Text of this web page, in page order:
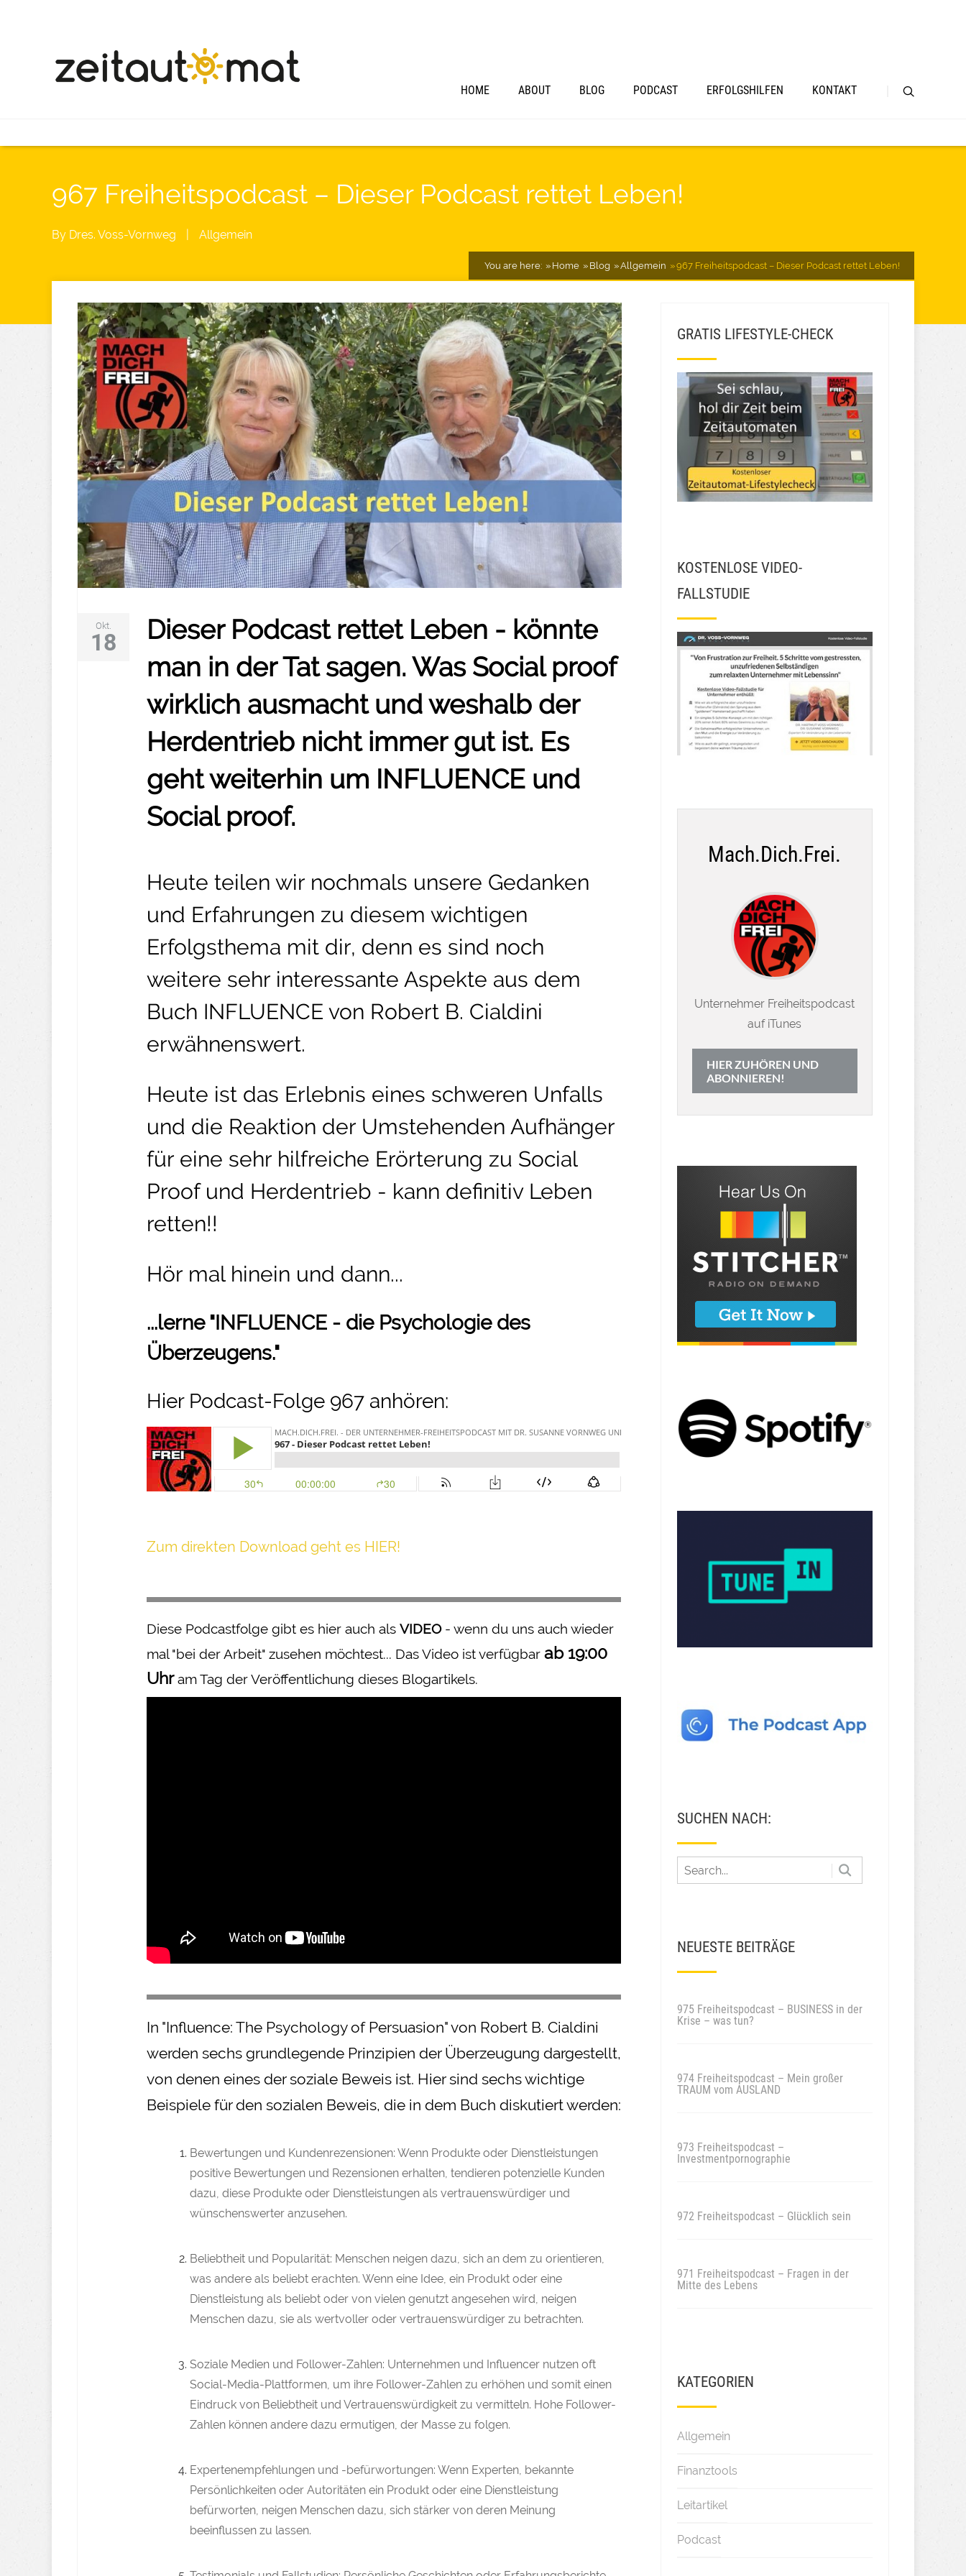
HOME ABOUT BLOG PODCAST ERFOLGSHILFEN KONTAKT
967 Freiheitspodcast – Dieser Podcast rettet Leben!
By Dres. Voss-Vornweg Allgemein
You are here: Home Blog Allgemein 967 Freiheitspodcast – Dieser Podcast rettet Leben!
Okt.
18
Dieser Podcast rettet Leben - könnte
man in der Tat sagen. Was Social proof
wirklich ausmacht und weshalb der
Herdentrieb nicht immer gut ist. Es
geht weiterhin um INFLUENCE und
Social proof.
Heute teilen wir nochmals unsere Gedanken
und Erfahrungen zu diesem wichtigen
Erfolgsthema mit dir, denn es sind noch
weitere sehr interessante Aspekte aus dem
Buch INFLUENCE von Robert B. Cialdini
erwähnenswert.
Heute ist das Erlebnis eines schweren Unfalls
und die Reaktion der Umstehenden Aufhänger
für eine sehr hilfreiche Erörterung zu Social
Proof und Herdentrieb - kann definitiv Leben
retten!!
Hör mal hinein und dann...
...lerne "INFLUENCE - die Psychologie des
Überzeugens."
Hier Podcast-Folge 967 anhören:
Z um direkte n Download geh t es HIER!
Diese Podcastfolge gibt es hier auch als VIDEO- wenn du uns auch wieder
mal "bei der Arbeit" zusehen möchtest... Das Video ist verfügbar ab 19:00
Uhram Tag der Veröffentlichung dieses Blogartikels.
In "Influence: The Psychology of Persuasion" von Robert B. Cialdini
werden sechs grundlegende Prinzipien der Überzeugung dargestellt,
von denen eines der soziale Beweis ist. Hier sind sechs wichtige
Beispiele für den sozialen Beweis, die in dem Buch diskutiert werden:
Bewertungen und Kundenrezensionen: Wenn Produkte oder Dienstleistungen
positive Bewertungen und Rezensionen erhalten, tendieren potenzielle Kunden
dazu, diese Produkte oder Dienstleistungen als vertrauenswürdiger und
wünschenswerter anzusehen.
Beliebtheit und Popularität: Menschen neigen dazu, sich an dem zu orientieren,
was andere als beliebt erachten. Wenn eine Idee, ein Produkt oder eine
Dienstleistung als beliebt oder von vielen genutzt angesehen wird, neigen
Menschen dazu, sie als wertvoller oder vertrauenswürdiger zu betrachten.
Soziale Medien und Follower-Zahlen: Unternehmen und Influencer nutzen oft
Social-Media-Plattformen, um ihre Follower-Zahlen zu erhöhen und somit einen
Eindruck von Beliebtheit und Vertrauenswürdigkeit zu vermitteln. Hohe Follower-
Zahlen können andere dazu ermutigen, der Masse zu folgen.
Expertenempfehlungen und -befürwortungen: Wenn Experten, bekannte
Persönlichkeiten oder Autoritäten ein Produkt oder eine Dienstleistung
befürworten, neigen Menschen dazu, sich stärker von deren Meinung
beeinflussen zu lassen.
GRATIS LIFESTYLE-CHECK
KOSTENLOSE VIDEO-
FALLSTUDIE
Mach.Dich.Frei.
Unternehmer Freiheitspodcast
auf iTunes
HIER ZUHÖREN UND
ABONNIEREN!
SUCHEN NACH:
NEUESTE BEITRÄGE
975 Freiheitspodcast – BUSINESS in der
Krise – was tun?
974 Freiheitspodcast – Mein großer
TRAUM vom AUSLAND
973 Freiheitspodcast –
Investmentpornographie
972 Freiheitspodcast – Glücklich sein
971 Freiheitspodcast – Fragen in der
Mitte des Lebens
KATEGORIEN
Allgemein
Finanztools
Leitartikel
Podcast